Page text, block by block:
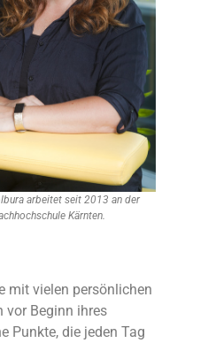
arbeitet seit 2013 an der
Kärnten.
mit vielen persönlichen
vor Beginn ihres
Punkte, die jeden Tag